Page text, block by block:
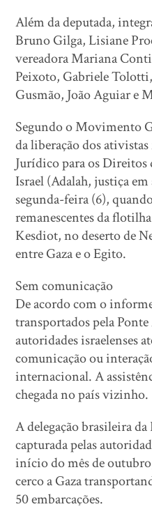
Além da deputada,
Bruno Gilga, Lisiane
vereadora Mariana
Peixoto, Gabriele
Gusmão, João Aguiar e
Segundo o Movimento
da liberação dos
Jurídico para os Direitos
Israel (Adalah, justiça
segunda-feira (6),
remanescentes da
Kesdiot, no deserto de
entre Gaza e o Egito.
Sem comunicação
De acordo com o
transportados pela
autoridades israelenses
comunicação ou
internacional. A
chegada no país vizinho.
A delegação brasileira
capturada pelas
início do mês de
cerco a Gaza
50 embarcações.